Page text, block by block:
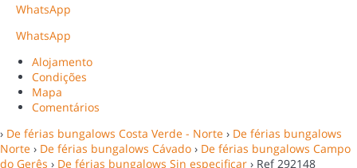
WhatsApp
WhatsApp
Alojamento
Condições
Mapa
Comentários
› De férias bungalows Costa Verde - Norte › De férias bungalows
Norte › De férias bungalows Cávado › De férias bungalows Campo
do Gerês › De férias bungalows Sin especificar › Ref 292148